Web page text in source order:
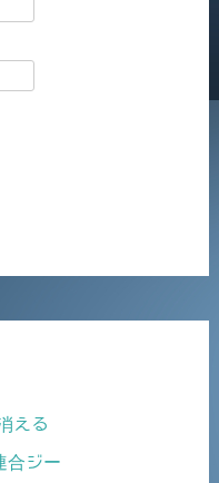
える
合ジー